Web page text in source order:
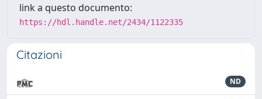
link a questo documento:
https://hdl.handle.net/2434/1122335
Citazioni
ND